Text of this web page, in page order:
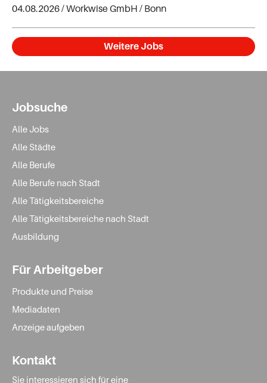
04.08.2026 /Workwise GmbH / Bonn
Weitere Jobs
Jobsuche
Alle Jobs
Alle Städte
Alle Berufe
Alle Berufe nach Stadt
Alle Tätigkeitsbereiche
Alle Tätigkeitsbereiche nach Stadt
Ausbildung
Für Arbeitgeber
Produkte und Preise
Mediadaten
Anzeige aufgeben
Kontakt
Sie interessieren sich für eine